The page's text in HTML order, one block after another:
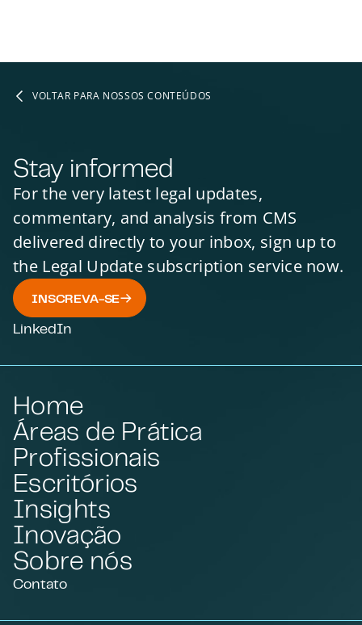
VOLTAR PARA NOSSOS CONTEÚDOS
Stay informed
For the very latest legal updates,
commentary, and analysis from CMS
delivered directly to your inbox, sign up to
the Legal Update subscription service now.
INSCREVA-SE
LinkedIn
Home
Áreas de Prática
Profissionais
Escritórios
Insights
Inovação
Sobre nós
Contato